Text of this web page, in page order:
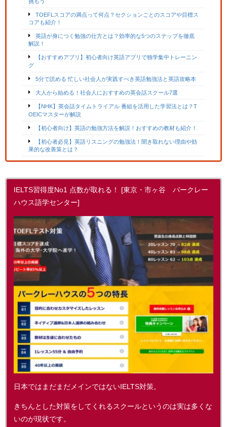
TOEFLスコアの満点って何点？セクションごとのスコアや目標ス
コアも紹介！
英語が身につく勉強の仕方とは？効率的な5つのステップを徹底
解説！
【おすすめアプリ】初心者向け英語アプリで独学集中トレーニン
グ
5分で読める 忙しい社会人が実践すべき英語勉強法と英語攻略本
大人から始める！社会人におすすめの英会話スクール7選
【NHK】英会話タイムトライアル 番組を活用した学習法とは？T
OEICマスターが解説
【初心者向け】英語の勉強方法を解説！おすすめの教材も紹介！
【初心者必見】英語リスニングの勉強法！聞き取れない理由や効
果的な改善策とは？
IELTS習得度No1 点数が取れる！ [東京・市ヶ谷 バークレー
ハウス語学センター]
日本ではまだまだメインではないIELTS対策。
きちんとした対策をしてくれるスクールというのは実は多くな
いのが現状です。